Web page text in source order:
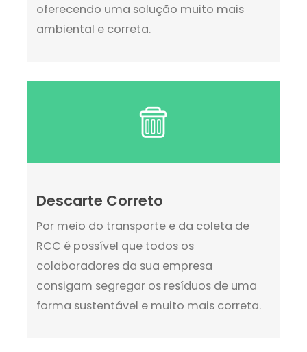
oferecendo uma solução muito mais
ambiental e correta.
Descarte Correto
Por meio do transporte e da coleta de
RCC é possível que todos os
colaboradores da sua empresa
consigam segregar os resíduos de uma
forma sustentável e muito mais correta.